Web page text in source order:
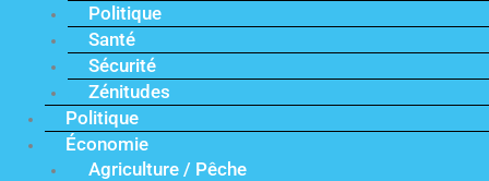
Politique
Santé
Sécurité
Zénitudes
Politique
Économie
Agriculture / Pêche